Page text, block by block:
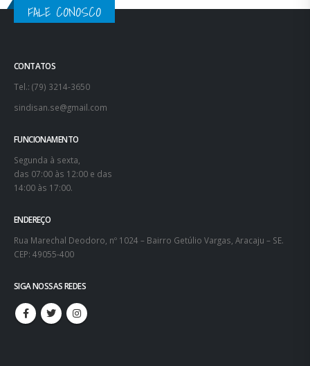
FALE CONOSCO
CONTATOS
Tel.: (79) 3214-3650
sindisan.se@gmail.com
FUNCIONAMENTO
Segunda à sexta,
das 07:00 às 12:00 e das
14:00 às 17:00.
ENDEREÇO
Rua Marechal Deodoro, nº 1024 – Bairro Getúlio Vargas, Aracaju – SE.
CEP: 49055-400
SIGA NOSSAS REDES